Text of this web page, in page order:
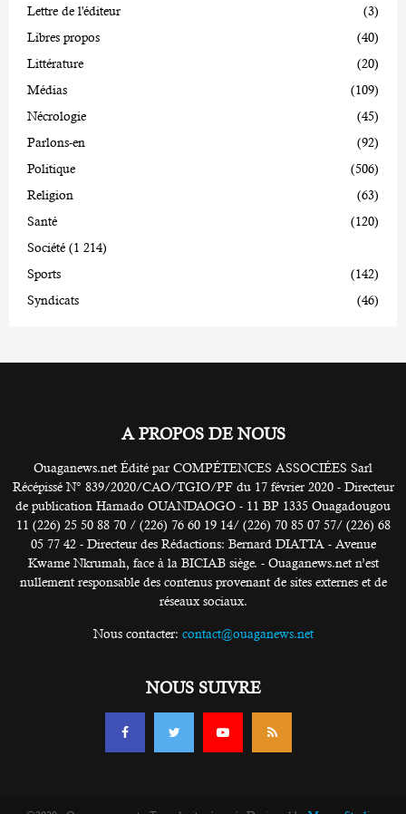
Lettre de l'éditeur
(3)
Libres propos
(40)
Littérature
(20)
Médias
(109)
Nécrologie
(45)
Parlons-en
(92)
Politique
(506)
Religion
(63)
Santé
(120)
Société (1 214)
Sports
(142)
Syndicats
(46)
A PROPOS DE NOUS
Ouaganews.net Édité par COMPÉTENCES ASSOCIÉES Sarl
Récépissé N° 839/2020/CAO/TGIO/PF du 17 février 2020 - Directeur
de publication Hamado OUANDAOGO - 11 BP 1335 Ouagadougou
11 (226) 25 50 88 70 / (226) 76 60 19 14/ (226) 70 85 07 57/ (226) 68
05 77 42 - Directeur des Rédactions: Bernard DIATTA - Avenue
Kwame Nkrumah, face à la BICIAB siège. - Ouaganews.net n’est
nullement responsable des contenus provenant de sites externes et de
réseaux sociaux.
Nous contacter: contact@ouaganews.net
NOUS SUIVRE